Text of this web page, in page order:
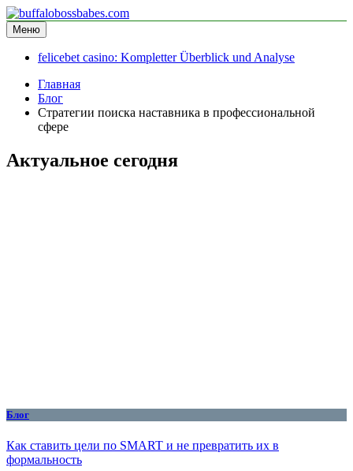
Перейти
к
содержимому
buffalobossbabes.com
информационный сайт
Меню
felicebet casino: Kompletter Überblick und Analyse
Главная
Блог
Стратегии поиска наставника в профессиональной
сфере
Актуальное сегодня
Блог
Как ставить цели по SMART и не превратить их в
формальность